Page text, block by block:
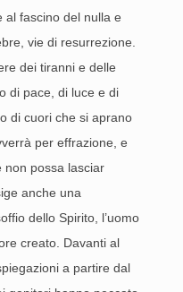
al fascino del nulla e
vie di resurrezione.
dei tiranni e delle
di pace, di luce e di
di cuori che si aprano
per effrazione, e
non possa lasciar
anche una
dello Spirito, l’uomo
creato. Davanti al
a partire dal